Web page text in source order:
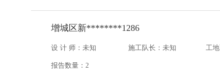
增城区新********1286
设 计 师：未知 施工队长：未知 工
报告数量：2